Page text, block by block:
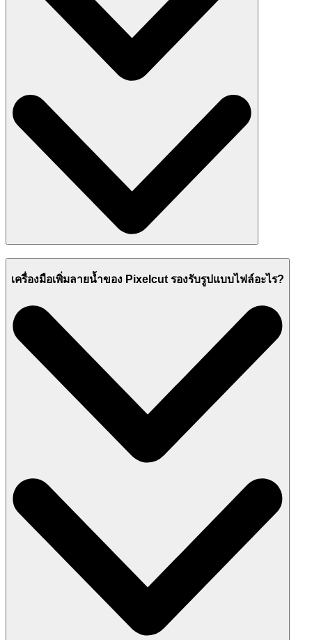
เครื่องมือเพิ่มลายน้ำของ Pixelcut รองรับรูปแบบไฟล์อะไร?